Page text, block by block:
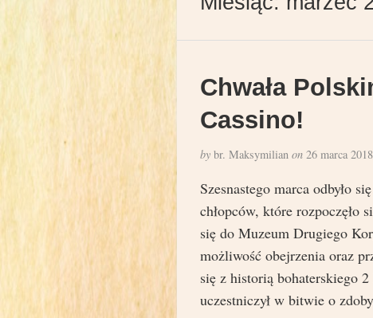
Chwała
Cassino!
bybr. Maksymilian on26 marca 2018
Szesnastego marca odbyło
chłopców, które rozpoczęło
się do Muzeum Drugiego
możliwość obejrzenia oraz
się z historią bohaterskiego
uczestniczył w bitwie o